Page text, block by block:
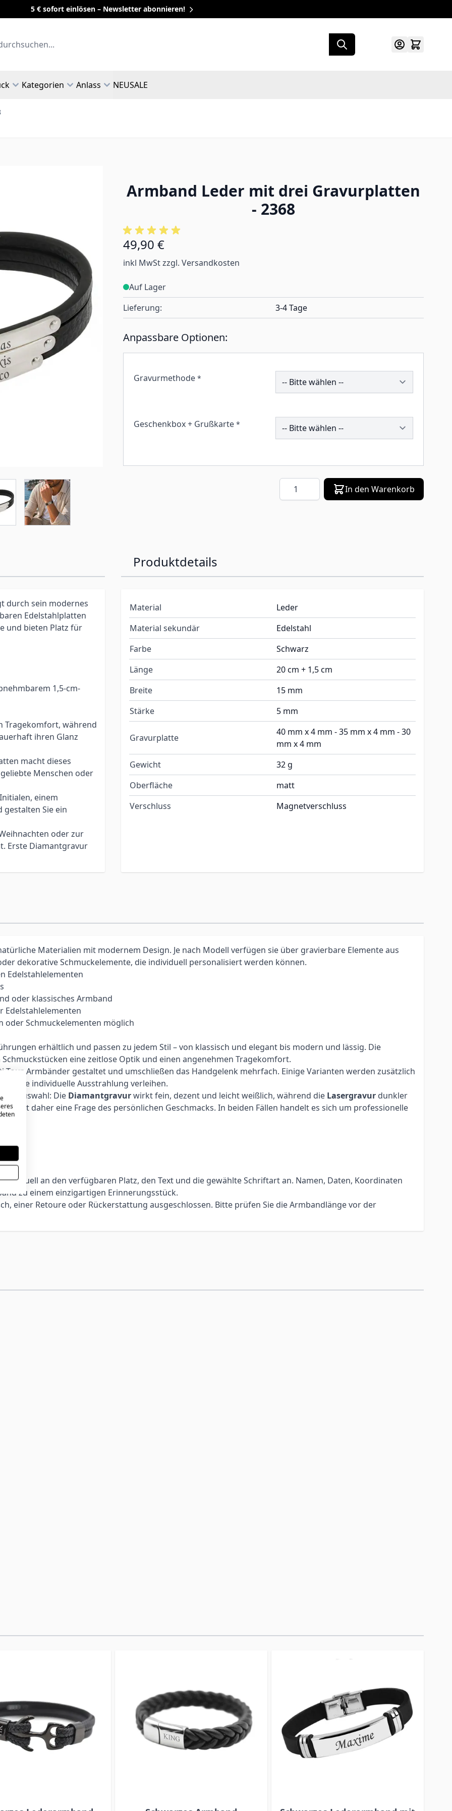
5 € sofort einlösen – Newsletter abonnieren!
Kategorien Anlass NEUSALE
Armband Leder mit drei Gravurplatten
- 2368
49,90 €
inkl MwSt zzgl. Versandkosten
Auf Lager
Lieferung:
3-4 Tage
Anpassbare Optionen:
Gravurmethode * 196151
Geschenkbox + Grußkarte * 259838
Menge In den Warenkorb
durch sein modernes
Edelstahlplatten
und bieten Platz für
1,5-cm-
Tragekomfort, während
ihren Glanz
macht dieses
Menschen oder
einem
Sie ein
oder zur
Erste Diamantgravur
Produktdetails
Material
Leder
Material sekundär
Edelstahl
Farbe
Schwarz
Länge
20 cm + 1,5 cm
Breite
15 mm
Stärke
5 mm
Gravurplatte
40 mm x 4 mm - 35 mm x 4 mm - 30
mm x 4 mm
Gewicht
32 g
Oberfläche
matt
Verschluss
Magnetverschluss
Materialien mit modernem Design. Je nach Modell verfügen sie über gravierbare Elemente aus
dekorative Schmuckelemente, die individuell personalisiert werden können.
Edelstahlelementen
oder klassisches Armband
Edelstahlelementen
oder Schmuckelementen möglich
erhältlich und passen zu jedem Stil – von klassisch und elegant bis modern und lässig. Die
eine zeitlose Optik und einen angenehmen Tragekomfort.
Armbänder gestaltet und umschließen das Handgelenk mehrfach. Einige Varianten werden zusätzlich
eine individuelle Ausstrahlung verleihen.
Auswahl: Die Diamantgravurwirkt fein, dezent und leicht weißlich, während die Lasergravur dunkler
ist daher eine Frage des persönlichen Geschmacks. In beiden Fällen handelt es sich um professionelle
an den verfügbaren Platz, den Text und die gewählte Schriftart an. Namen, Daten, Koordinaten
zu einem einzigartigen Erinnerungsstück.
einer Retoure oder Rückerstattung ausgeschlossen. Bitte prüfen Sie die Armbandlänge vor der